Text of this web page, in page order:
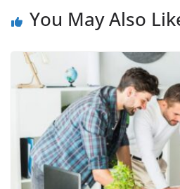
You May Also